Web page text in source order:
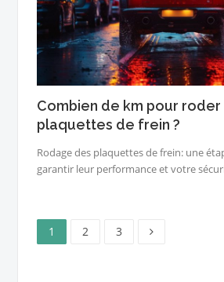
Combien de km pour roder
plaquettes de frein ?
Rodage des plaquettes de frein: une
garantir leur performance et votre
Pagination
Page
1 Page
2 Page
3